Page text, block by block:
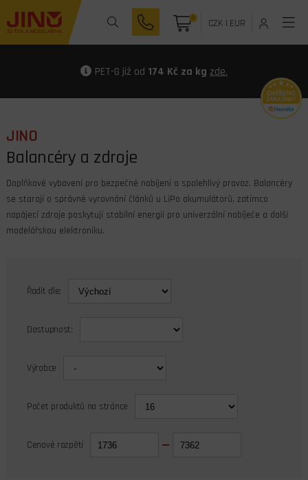
0 CZK| EUR
PET-G již od 174 Kč za kg zde.
JINO
Balancéry a zdroje
Doplňkové vybavení pro bezpečné nabíjení a spolehlivý provoz. Balancéry
se starají o správné vyrovnání článků u LiPo akumulátorů, zatímco
napájecí zdroje poskytují stabilní energii pro univerzální nabíječe a další
modelářskou elektroniku.
Řadit dle:
Dostupnost:
Výrobce
Počet produktů na stránce
Cenové rozpětí